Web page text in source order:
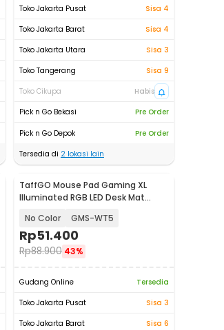
Toko Jakarta Pusat
Sisa 4
Toko Jakarta Barat
Sisa 4
Toko Jakarta Utara
Sisa 3
Toko Tangerang
Sisa 9
Toko Cikupa
Habis
Pick n Go Bekasi
Pre Order
Pick n Go Depok
Pre Order
Tersedia di 2 lokasi lain
TaffGO Mouse Pad Gaming XL
Illuminated RGB LED Desk Mat
No Color GMS-WT5
Rp51.400
Rp88.900 43%
Gudang Online
Tersedia
Toko Jakarta Pusat
Sisa 3
Toko Jakarta Barat
Sisa 6